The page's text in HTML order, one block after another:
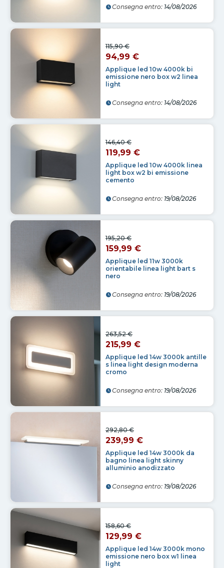
Consegna entro: 14/08/2026
Applique led 10w 4000k bi
emissione nero box w2 linea
light
115,90 €
94,99 €
Consegna entro: 14/08/2026
Applique led 10w 4000k linea
light box w2 bi emissione
cemento
146,40 €
119,99 €
Consegna entro: 19/08/2026
Applique led 11w 3000k
orientabile linea light bart s
nero
195,20 €
159,99 €
Consegna entro: 19/08/2026
Applique led 14w 3000k antille
s linea light design moderna
cromo
263,52 €
215,99 €
Consegna entro: 19/08/2026
Applique led 14w 3000k da
bagno linea light skinny
alluminio anodizzato
292,80 €
239,99 €
Consegna entro: 19/08/2026
Applique led 14w 3000k mono
emissione nero box w1 linea
light
158,60 €
129,99 €